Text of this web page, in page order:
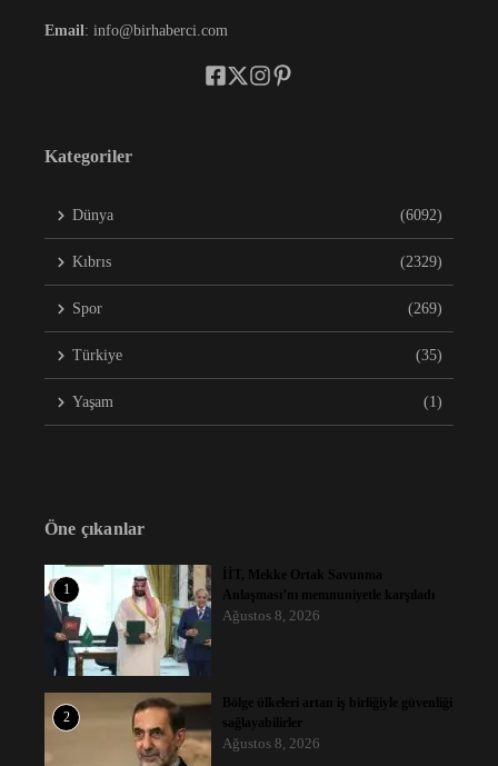
Email: info@birhaberci.com
Kategoriler
Dünya (6092)
Kıbrıs (2329)
Spor (269)
Türkiye (35)
Yaşam (1)
Öne çıkanlar
1
İİT, Mekke Ortak Savunma
Anlaşması’nı memnuniyetle karşıladı
Ağustos 8, 2026
2
Bölge ülkeleri artan iş birliğiyle güvenliği
sağlayabilirler
Ağustos 8, 2026